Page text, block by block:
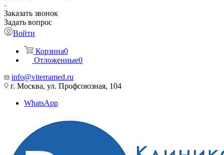
Заказать звонок
Задать вопрос
Войти
Корзина0
Отложенные0
info@viterramed.ru
г. Москва, ул. Профсоюзная, 104
WhatsApp